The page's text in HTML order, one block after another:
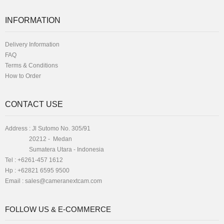
INFORMATION
Delivery Information
FAQ
Terms & Conditions
How to Order
CONTACT USE
Address : Jl Sutomo No. 305/91
20212 - Medan
Sumatera Utara - Indonesia
Tel : +6261-457 1612
Hp : +62821 6595 9500
Email : sales@cameranextcam.com
FOLLOW US & E-COMMERCE